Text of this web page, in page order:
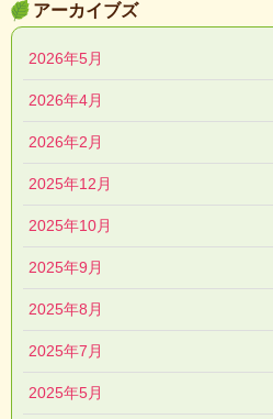
アーカイブズ
2026年5月
2026年4月
2026年2月
2025年12月
2025年10月
2025年9月
2025年8月
2025年7月
2025年5月